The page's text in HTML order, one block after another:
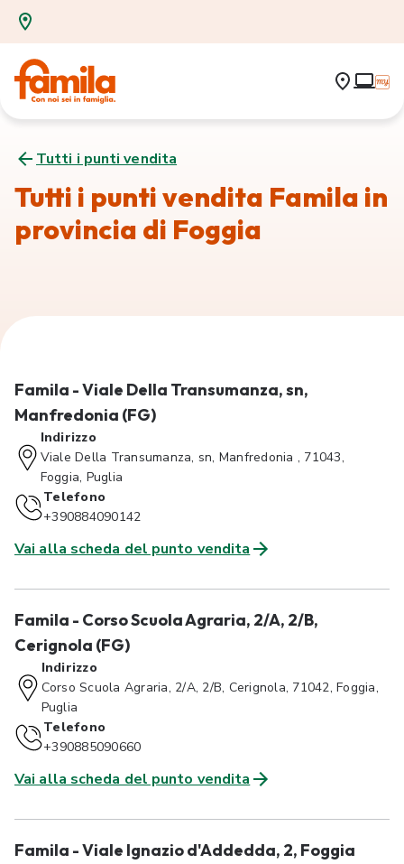
Tutti i punti vendita
Tutti i punti vendita Famila in
provincia di Foggia
Famila - Viale Della Transumanza, sn,
Manfredonia (FG)
Indirizzo
Viale Della Transumanza, sn, Manfredonia , 71043,
Foggia, Puglia
Telefono
+390884090142
Vai alla scheda del punto vendita
Famila - Corso Scuola Agraria, 2/A, 2/B,
Cerignola (FG)
Indirizzo
Corso Scuola Agraria, 2/A, 2/B, Cerignola, 71042, Foggia,
Puglia
Telefono
+390885090660
Vai alla scheda del punto vendita
Famila - Viale Ignazio d'Addedda, 2, Foggia